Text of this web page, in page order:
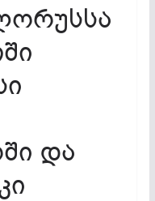
და